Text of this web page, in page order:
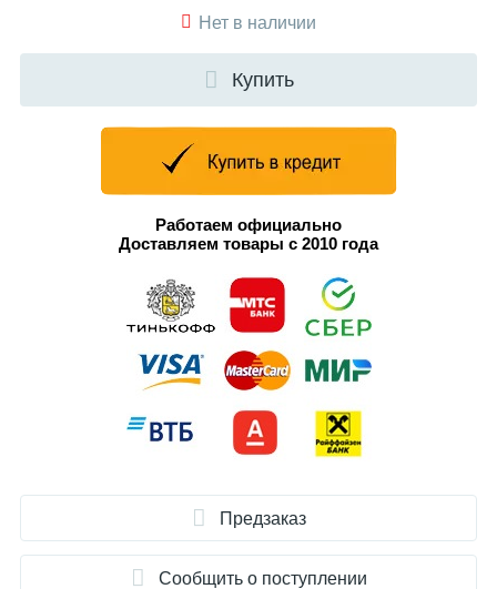
Нет в наличии
Купить
Работаем официально
Доставляем товары с 2010 года
Предзаказ
Сообщить о поступлении